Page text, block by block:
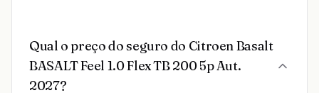
Qual o preço do seguro do Citroen Basalt
BASALT Feel 1.0 Flex TB 200 5p Aut.
2027?